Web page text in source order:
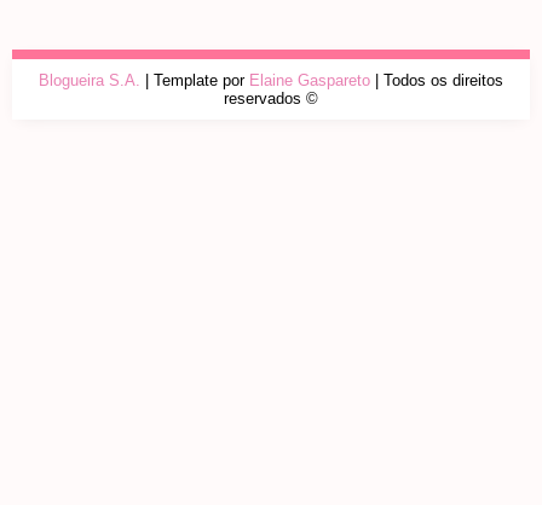
Blogueira S.A. | Template por Elaine Gaspareto | Todos os direitos
reservados ©